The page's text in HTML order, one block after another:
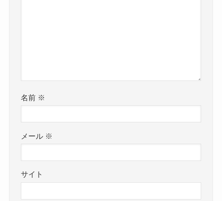
名前 ※
メール ※
サイト